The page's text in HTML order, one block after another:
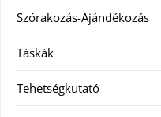
Szórakozás-Ajándékozás
Táskák
Tehetségkutató